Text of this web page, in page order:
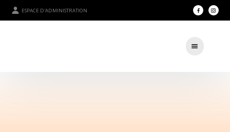
ESPACE D'ADMINISTRATION